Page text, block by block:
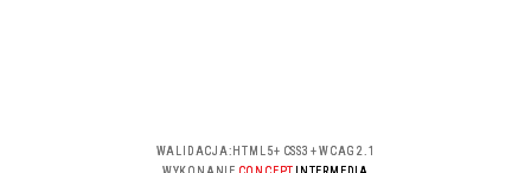
WALIDACJA: HTML5+ CSS3 +WCAG 2.1